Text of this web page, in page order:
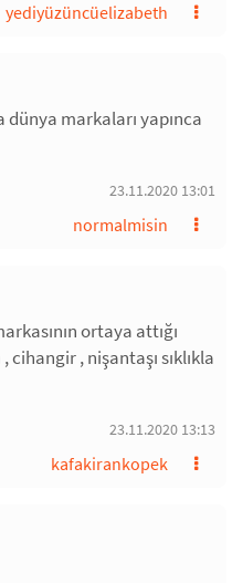
yediyüzüncüelizabeth
dünya markaları yapınca
23.11.2020 13:01
normalmisin
ortaya attığı
, nişantaşı sıklıkla
23.11.2020 13:13
kafakirankopek